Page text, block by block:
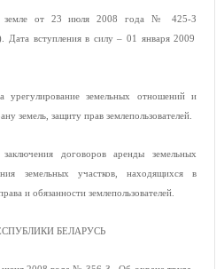
о земле от 23 июля 2008 года № 425-З
Дата вступления в силу – 01 января 2009
урегулирование земельных отношений и
земель, защиту прав землепользователей.
договоров аренды земельных
земельных участков, находящихся в
и обязанности землепользователей.
БЕЛАРУСЬ